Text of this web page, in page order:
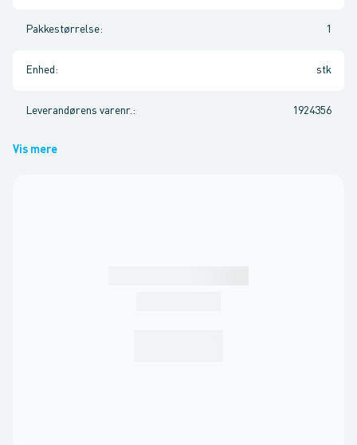
Pakkestørrelse: 1
Enhed : stk
Leverandørens varenr. : 1924356
Vis mere